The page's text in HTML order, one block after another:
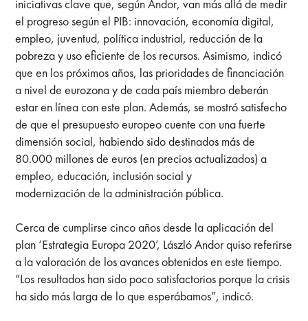
iniciativas clave que, según Andor, van más allá de medir
el progreso según el PIB: innovación, economía digital,
empleo, juventud, política industrial, reducción de la
pobreza y uso eficiente de los recursos. Asimismo, indicó
que en los próximos años, las prioridades de financiación
a nivel de eurozona y de cada país miembro deberán
estar en línea con este plan. Además, se mostró satisfecho
de que el presupuesto europeo cuente con una fuerte
dimensión social, habiendo sido destinados más de
80.000 millones de euros (en precios actualizados) a
empleo, educación, inclusión social y
modernización de la administración pública.
Cerca de cumplirse cinco años desde la aplicación del
plan ‘Estrategia Europa 2020’, László Andor quiso referirse
a la valoración de los avances obtenidos en este tiempo.
“Los resultados han sido poco satisfactorios porque la crisis
ha sido más larga de lo que esperábamos”, indicó.